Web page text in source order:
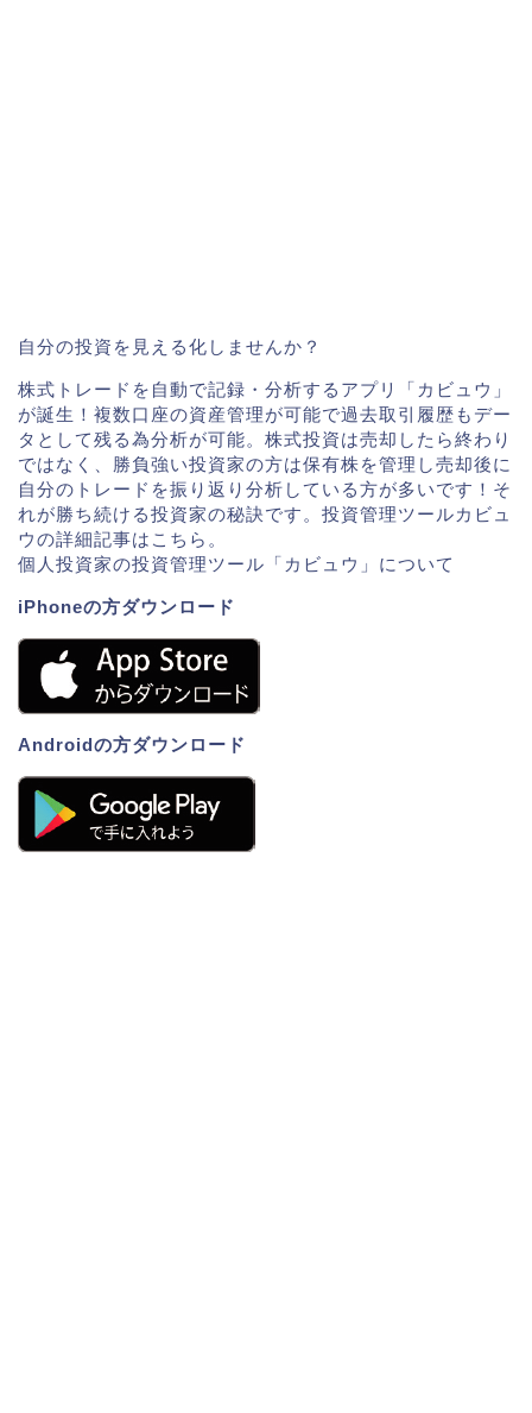
自分の投資を見える化しませんか？
株式トレードを自動で記録・分析するアプリ「カビュウ」
が誕生！複数口座の資産管理が可能で過去取引履歴もデー
タとして残る為分析が可能。株式投資は売却したら終わり
ではなく、勝負強い投資家の方は保有株を管理し売却後に
自分のトレードを振り返り分析している方が多いです！そ
れが勝ち続ける投資家の秘訣です。投資管理ツールカビュ
ウの詳細記事はこちら。
個人投資家の投資管理ツール「カビュウ」について
iPhoneの方ダウンロード
Androidの方ダウンロード